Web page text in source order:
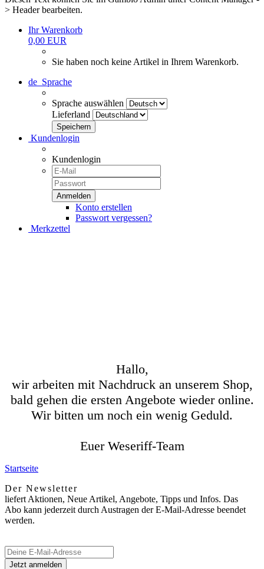
> Header bearbeiten.
Ihr Warenkorb
0,00 EUR
Sie haben noch keine Artikel in Ihrem Warenkorb.
de Sprache
Sprache auswählen
Lieferland
Kundenlogin
Kundenlogin
Konto erstellen
Passwort vergessen?
Merkzettel
Hallo,
wir arbeiten mit Nachdruck an unserem Shop,
bald gehen die ersten Angebote wieder online.
Wir bitten um noch ein wenig Geduld.
Euer Weseriff-Team
Startseite
Der Newsletter
liefert Aktionen, Neue Artikel, Angebote, Tipps und Infos. Das
Abo kann jederzeit durch Austragen der E-Mail-Adresse beendet
werden.